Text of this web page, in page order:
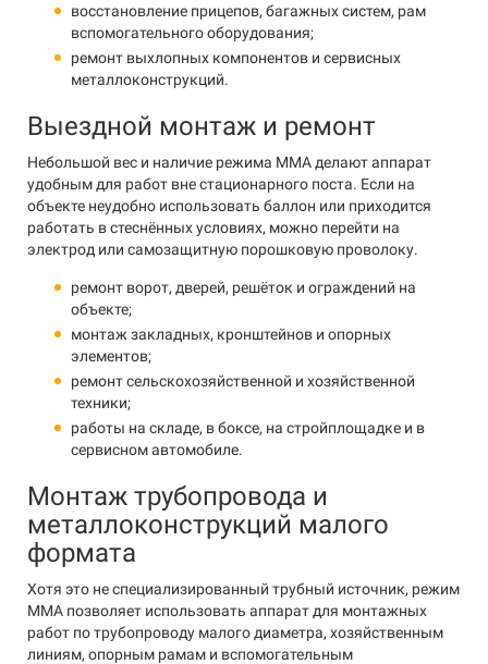
восстановление прицепов, багажных систем, рам
вспомогательного оборудования;
ремонт выхлопных компонентов и сервисных
металлоконструкций.
Выездной монтаж и ремонт
Небольшой вес и наличие режима MMA делают аппарат
удобным для работ вне стационарного поста. Если на
объекте неудобно использовать баллон или приходится
работать в стеснённых условиях, можно перейти на
электрод или самозащитную порошковую проволоку.
ремонт ворот, дверей, решёток и ограждений на
объекте;
монтаж закладных, кронштейнов и опорных
элементов;
ремонт сельскохозяйственной и хозяйственной
техники;
работы на складе, в боксе, на стройплощадке и в
сервисном автомобиле.
Монтаж трубопровода и
металлоконструкций малого
формата
Хотя это не специализированный трубный источник, режим
MMA позволяет использовать аппарат для монтажных
работ по трубопроводу малого диаметра, хозяйственным
линиям, опорным рамам и вспомогательным